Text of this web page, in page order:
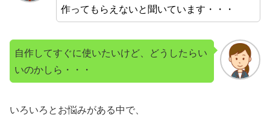
作ってもらえないと聞いています・・・
自作してすぐに使いたいけど、どうしたらい
いのかしら・・・
いろいろとお悩みがある中で、